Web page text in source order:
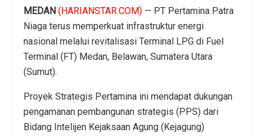
MEDAN (HARIANSTAR.COM) — PT Pertamina Patra
Niaga terus memperkuat infrastruktur energi
nasional melalui revitalisasi Terminal LPG di Fuel
Terminal (FT) Medan, Belawan, Sumatera Utara
(Sumut).
Proyek Strategis Pertamina ini mendapat dukungan
pengamanan pembangunan strategis (PPS) dari
Bidang Intelijen Kejaksaan Agung (Kejagung)